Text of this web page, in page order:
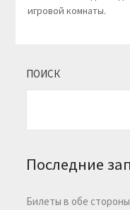
игровой комнаты.
ПОИСК
Последние
Билеты в обе